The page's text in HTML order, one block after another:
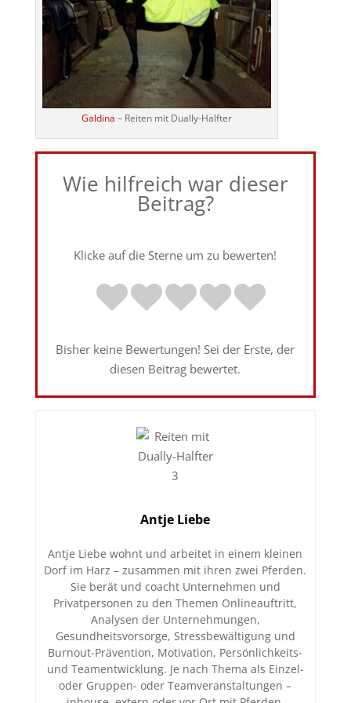
Galdina – Reiten mit Dually-Halfter
Wie hilfreich war dieser
Beitrag?
Klicke auf die Sterne um zu bewerten!
Bisher keine Bewertungen! Sei der Erste, der
diesen Beitrag bewertet.
Antje Liebe
Antje Liebe wohnt und arbeitet in einem kleinen
Dorf im Harz – zusammen mit ihren zwei Pferden.
Sie berät und coacht Unternehmen und
Privatpersonen zu den Themen Onlineauftritt,
Analysen der Unternehmungen,
Gesundheitsvorsorge, Stressbewältigung und
Burnout-Prävention, Motivation, Persönlichkeits-
und Teamentwicklung. Je nach Thema als Einzel-
oder Gruppen- oder Teamveranstaltungen –